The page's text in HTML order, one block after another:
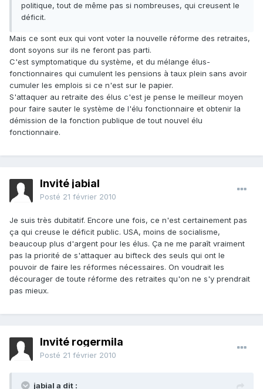
politique, tout de même pas si nombreuses, qui creusent le
déficit.
Mais ce sont eux qui vont voter la nouvelle réforme des retraites,
dont soyons sur ils ne feront pas parti.
C'est symptomatique du système, et du mélange élus-
fonctionnaires qui cumulent les pensions à taux plein sans avoir
cumuler les emplois si ce n'est sur le papier.
S'attaquer au retraite des élus c'est je pense le meilleur moyen
pour faire sauter le système de l'élu fonctionnaire et obtenir la
démission de la fonction publique de tout nouvel élu
fonctionnaire.
Invité jabial
Posté 21 février 2010
Je suis très dubitatif. Encore une fois, ce n'est certainement pas
ça qui creuse le déficit public. USA, moins de socialisme,
beaucoup plus d'argent pour les élus. Ça ne me paraît vraiment
pas la priorité de s'attaquer au bifteck des seuls qui ont le
pouvoir de faire les réformes nécessaires. On voudrait les
décourager de toute réforme des retraites qu'on ne s'y prendrait
pas mieux.
Invité rogermila
Posté 21 février 2010
jabial a dit :